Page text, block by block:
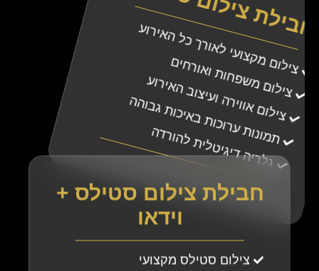
צילום מקצועי לאורך כל האירוע
צילום משפחות ואורחים
צילום אווירה ועיצוב האירוע
תמונות ערוכות באיכות גבוהה
גלריה דיגיטלית להורדה
חבילת צילום סטילס +
וידאו
צילום סטילס מקצועי